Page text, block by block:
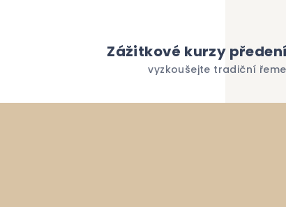
Zážitkové kurzy
vyzkoušejte tradiční